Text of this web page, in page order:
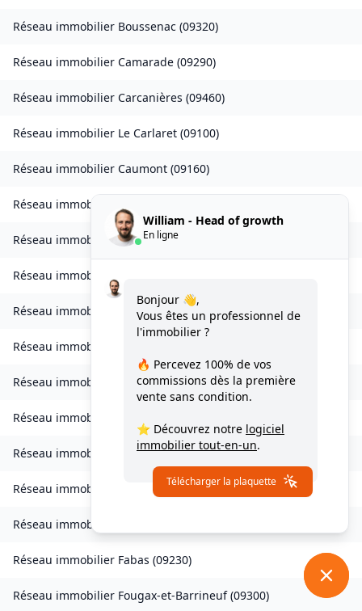
Réseau immobilier Boussenac (09320)
Réseau immobilier Camarade (09290)
Réseau immobilier Carcanières (09460)
Réseau immobilier Le Carlaret (09100)
Réseau immobilier Caumont (09160)
Réseau immobilier
Réseau immobilierCazenave-Serres-et-Allens
Réseau immobilier
Réseau immobilier Château-Verdun (09310)
Réseau immobilier
Réseau immobilier Coussa(09120)
Réseau immobilier
Réseau immobilier Esplas(09700)
Réseau immobilier Esplas-de-Sérou (09420)
Réseau immobilier
Réseau immobilier Fabas (09230)
Réseau immobilier Fougax-et-Barrineuf(09300)
William - Head of growth
En ligne
Bonjour 👋,
Vous êtes un professionnel de
l'immobilier ?
🔥 Percevez 100% de vos
commissions dès la première
vente sans condition.
⭐ Découvrez notre logiciel
immobilier tout-en-un.
Télécharger la plaquette